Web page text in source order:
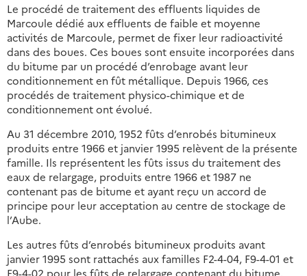
Le procédé de traitement des effluents liquides de
Marcoule dédié aux effluents de faible et moyenne
activités de Marcoule, permet de fixer leur radioactivité
dans des boues. Ces boues sont ensuite incorporées dans
du bitume par un procédé d’enrobage avant leur
conditionnement en fût métallique. Depuis 1966, ces
procédés de traitement physico-chimique et de
conditionnement ont évolué.
Au 31 décembre 2010, 1952 fûts d’enrobés bitumineux
produits entre 1966 et janvier 1995 relèvent de la présente
famille. Ils représentent les fûts issus du traitement des
eaux de relargage, produits entre 1966 et 1987 ne
contenant pas de bitume et ayant reçu un accord de
principe pour leur acceptation au centre de stockage de
l’Aube.
Les autres fûts d’enrobés bitumineux produits avant
janvier 1995 sont rattachés aux familles F2-4-04, F9-4-01 et
F9-4-02 pour les fûts de relargage contenant du bitume.